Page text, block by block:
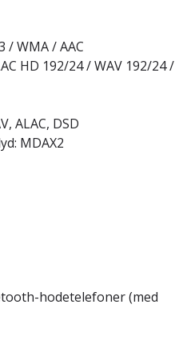
WMA / AAC
HD 192/24 / WAV 192/24 /
ALAC, DSD
MDAX2
hodetelefoner (med